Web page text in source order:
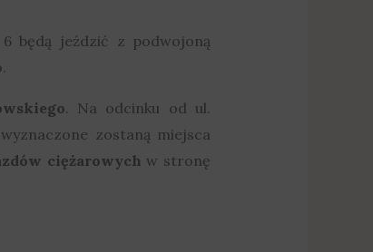
będą jeździć z podwojoną
. Na odcinku od ul.
zostaną miejsca
ciężarowych w stronę